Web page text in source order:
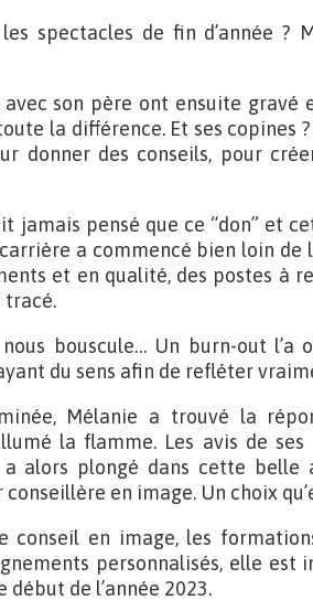
spectacles de fin d’année ?
son père ont ensuite gravé
la différence. Et ses copines
donner des conseils, pour
jamais pensé que ce “don” et
a commencé bien loin de
et en qualité, des postes à
tracé.
bouscule… Un burn-out
du sens afin de refléter
Mélanie a trouvé la
la flamme. Les avis de ses
alors plongé dans cette belle
en image. Un choix
conseil en image, les
personnalisés, elle est
début de l’année 2023.